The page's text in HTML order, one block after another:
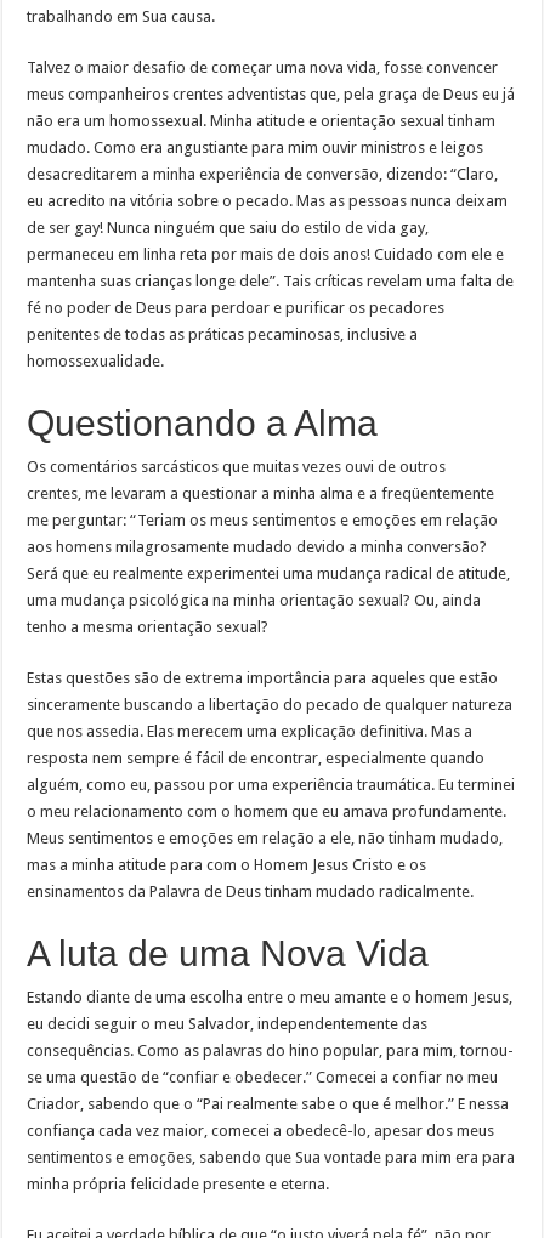
trabalhando em Sua causa.
Talvez o maior desafio de começar uma nova vida, fosse convencer
meus companheiros crentes adventistas que, pela graça de Deus eu já
não era um homossexual. Minha atitude e orientação sexual tinham
mudado. Como era angustiante para mim ouvir ministros e leigos
desacreditarem a minha experiência de conversão, dizendo: “Claro,
eu acredito na vitória sobre o pecado. Mas as pessoas nunca deixam
de ser gay! Nunca ninguém que saiu do estilo de vida gay,
permaneceu em linha reta por mais de dois anos! Cuidado com ele e
mantenha suas crianças longe dele”. Tais críticas revelam uma falta de
fé no poder de Deus para perdoar e purificar os pecadores
penitentes de todas as práticas pecaminosas, inclusive a
homossexualidade.
Questionando a Alma
Os comentários sarcásticos que muitas vezes ouvi de outros
crentes, me levaram a questionar a minha alma e a freqüentemente
me perguntar: “Teriam os meus sentimentos e emoções em relação
aos homens milagrosamente mudado devido a minha conversão?
Será que eu realmente experimentei uma mudança radical de atitude,
uma mudança psicológica na minha orientação sexual? Ou, ainda
tenho a mesma orientação sexual?
Estas questões são de extrema importância para aqueles que estão
sinceramente buscando a libertação do pecado de qualquer natureza
que nos assedia. Elas merecem uma explicação definitiva. Mas a
resposta nem sempre é fácil de encontrar, especialmente quando
alguém, como eu, passou por uma experiência traumática. Eu terminei
o meu relacionamento com o homem que eu amava profundamente.
Meus sentimentos e emoções em relação a ele, não tinham mudado,
mas a minha atitude para com o Homem Jesus Cristo e os
ensinamentos da Palavra de Deus tinham mudado radicalmente.
A luta de uma Nova Vida
Estando diante de uma escolha entre o meu amante e o homem Jesus,
eu decidi seguir o meu Salvador, independentemente das
consequências. Como as palavras do hino popular, para mim, tornou-
se uma questão de “confiar e obedecer.” Comecei a confiar no meu
Criador, sabendo que o “Pai realmente sabe o que é melhor.” E nessa
confiança cada vez maior, comecei a obedecê-lo, apesar dos meus
sentimentos e emoções, sabendo que Sua vontade para mim era para
minha própria felicidade presente e eterna.